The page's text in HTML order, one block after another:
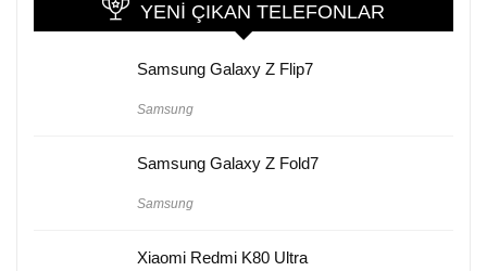
YENI ÇIKAN TELEFONLAR
Samsung Galaxy Z Flip7
Samsung
Samsung Galaxy Z Fold7
Samsung
Xiaomi Redmi K80 Ultra